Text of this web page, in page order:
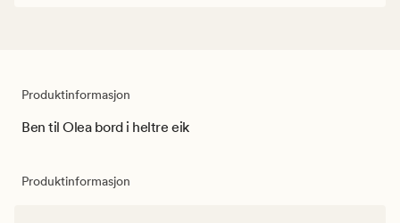
Produktinformasjon
Ben til Olea bord i heltre eik
Produktinformasjon